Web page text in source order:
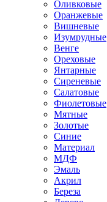
Оливковые
Оранжевые
Вишневые
Изумрудные
Венге
Ореховые
Янтарные
Сиреневые
Салатовые
Фиолетовые
Мятные
Золотые
Синие
Материал
МДФ
Эмаль
Акрил
Береза